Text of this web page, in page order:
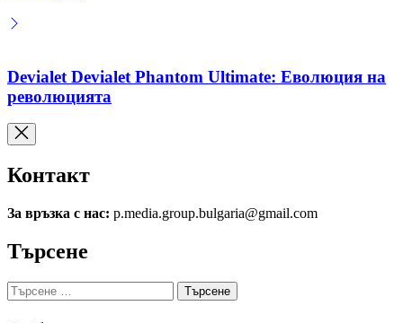
Devialet Devialet Phantom Ultimate: Еволюция на
революцията
Контакт
За връзка с нас: p.media.group.bulgaria@gmail.com
Търсене
Търсене
за: